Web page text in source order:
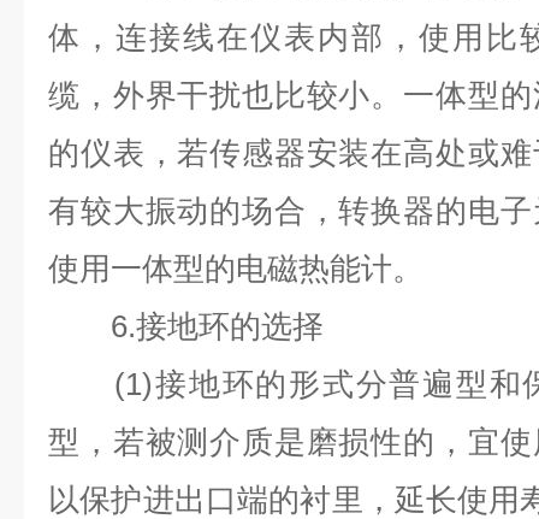
体，连接线在仪表内部，使用比
缆，外界干扰也比较小。一体型
的仪表，若传感器安装在高处或
有较大振动的场合，转换器的电
使用一体型的电磁热能计。
6.接地环的选择
(1)接地环的形式分普遍型和
型，若被测介质是磨损性的，宜
以保护进出口端的衬里，延长使用